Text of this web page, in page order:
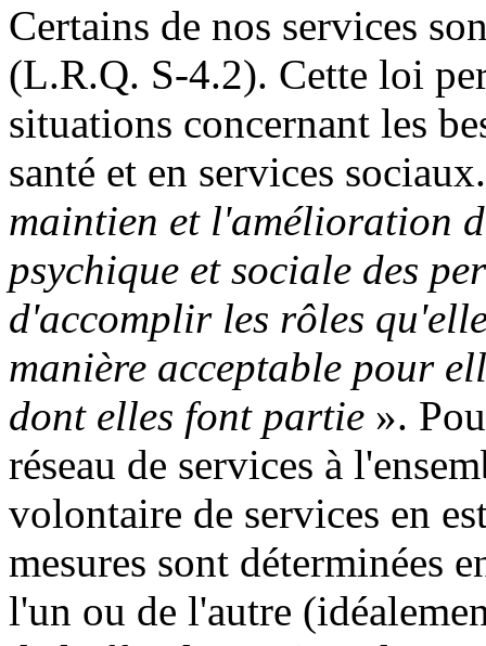
Certains de nos services
(L.R.Q. S-4.2). Cette loi
situations concernant les
santé et en services
maintien et l'amélioration
psychique et sociale des
d'accomplir les rôles
manière acceptable pour
dont elles font partie ».
réseau de services à
volontaire de services en
mesures sont déterminées
l'un ou de l'autre